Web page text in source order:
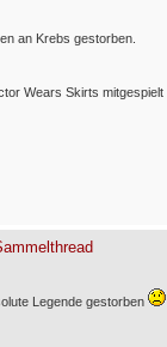
an Krebs gestorben.
Wears Skirts mitgespielt
Legende gestorben